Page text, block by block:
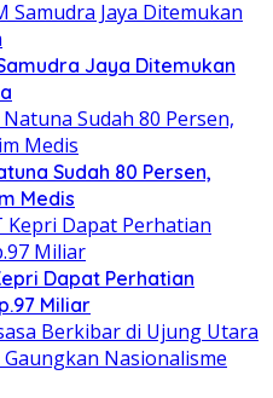
Jaya Ditemukan
Sudah 80 Persen,
Medis
Dapat Perhatian
Miliar